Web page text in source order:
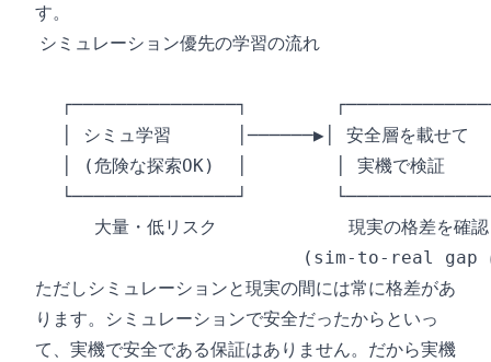
す。
ただしシミュレーションと現実の間には常に格差があ
ります。シミュレーションで安全だったからといっ
て、実機で安全である保証はありません。だから実機